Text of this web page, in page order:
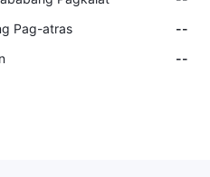
Pag-atras
--
--